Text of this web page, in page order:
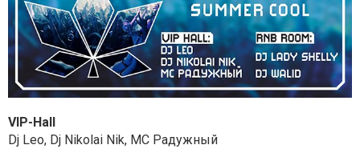
VIP-Hall
Dj Leo, Dj Nikolai Nik, MC Радужный